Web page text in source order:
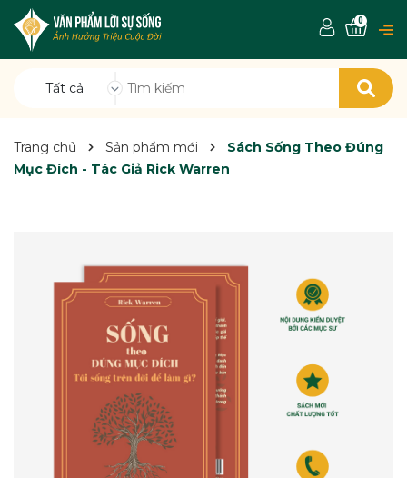
Tất cả
0
Trang chủ Sản phẩm mới
Sách Sống Theo Đúng
Mục Đích - Tác Giả Rick Warren